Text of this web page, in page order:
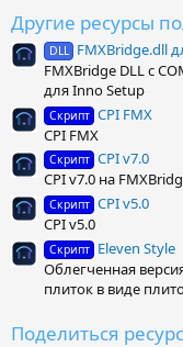
ё
з
д
Другие ресурсы
DLL FMXBridge.dll
FMXBridge DLL с
для Inno Setup
Скрипт CPI FMX
CPI FMX
Скрипт CPI v7.0
CPI v7.0 на
Скрипт CPI v5.0
CPI v5.0
Скрипт Eleven Style
Облегченная
плиток в виде
Поделиться